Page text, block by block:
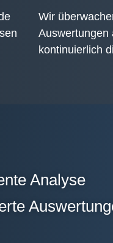
Wir
Auswertungen
kontinuierlich
Analyse